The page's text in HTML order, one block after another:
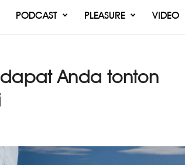
PODCAST PLEASURE VIDEO
Anda tonton